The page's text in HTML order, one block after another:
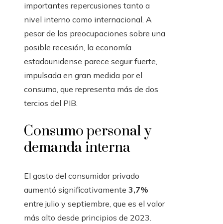
importantes repercusiones tanto a
nivel interno como internacional. A
pesar de las preocupaciones sobre una
posible recesión, la economía
estadounidense parece seguir fuerte,
impulsada en gran medida por el
consumo, que representa más de dos
tercios del PIB.
Consumo personal y
demanda interna
El gasto del consumidor privado
aumentó significativamente 3,7%
entre julio y septiembre, que es el valor
más alto desde principios de 2023.